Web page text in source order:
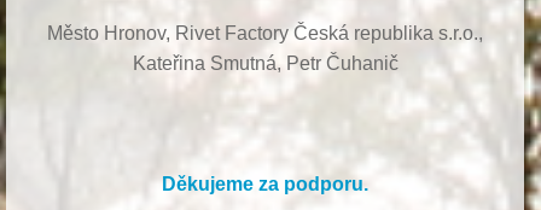
Město Hronov, Rivet Factory Česká republika s.r.o.,
Kateřina Smutná, Petr Čuhanič
Děkujeme za podporu.